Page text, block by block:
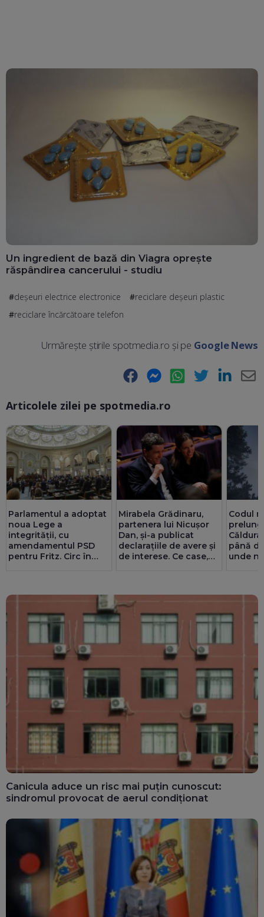
Un ingredient de bază din Viagra oprește
răspândirea cancerului - studiu
deșeuri electrice electronice
reciclare deşeuri plastic
reciclare încărcătoare telefon
Urmărește știrile spotmedia.ro și pe Google News
Facebook Messenger WhatsApp Twitter LinkedIn
Articolele zilei pe spotmedia.ro
Parlamentul a adoptat
noua Lege a
integrității, cu
amendamentul PSD
pentru Fritz. Circ în
Mirabela Grădinaru,
partenera lui Nicușor
Dan, și-a publicat
declarațiile de avere și
de interese. Ce case,
Codul
până
unde
Canicula aduce un risc mai puțin cunoscut:
sindromul provocat de aerul condiționat